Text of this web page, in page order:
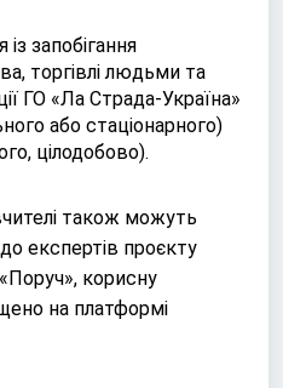
із запобігання
торгівлі людьми та
ГО «Ла Страда-Україна»
або стаціонарного)
цілодобово).
також можуть
експертів проєкту
Поруч», корисну
на платформі